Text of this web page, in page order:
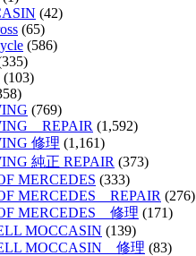
(42)
(65)
(586)
(103)
(769)
REPAIR (1,592)
修理 (1,161)
純正 REPAIR (373)
MERCEDES (333)
MERCEDES REPAIR (276)
MERCEDES 修理 (171)
MOCCASIN (139)
MOCCASIN 修理 (83)